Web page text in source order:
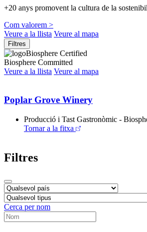
+20 anys promovent la cultura de la
Com valorem >
Veure a la llista Veure al mapa
Filtres
Biosphere Certified
Biosphere Committed
Veure a la llista Veure al mapa
Poplar Grove Winery
Producció i Tast Gastronòmic -
Tornar a la fitxa
Filtres
Cerca per nom